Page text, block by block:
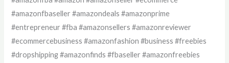
#amazonfbaseller #amazondeals #amazonprime
#entrepreneur #fba #amazonsellers #amazonreviewer
#ecommercebusiness #amazonfashion #business #freebies
#dropshipping #amazonfinds #fbaseller #amazonfreebies